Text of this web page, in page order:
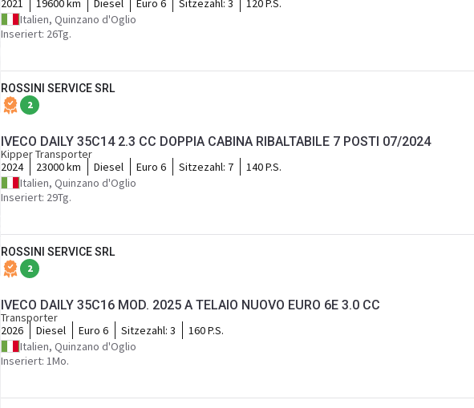
2021
19600 km Diesel Euro 6 Sitzezahl: 3
120 P.S.
Italien, Quinzano d'Oglio
Inseriert: 26Tg.
ROSSINI SERVICE SRL
2
IVECO DAILY 35C14 2.3 CC DOPPIA CABINA RIBALTABILE 7 POSTI 07/2024
Kipper Transporter
2024
23000 km Diesel Euro 6 Sitzezahl: 7
140 P.S.
Italien, Quinzano d'Oglio
Inseriert: 29Tg.
ROSSINI SERVICE SRL
2
IVECO DAILY 35C16 MOD. 2025 A TELAIO NUOVO EURO 6E 3.0 CC
Transporter
2026
Diesel Euro 6 Sitzezahl: 3
160 P.S.
Italien, Quinzano d'Oglio
Inseriert: 1Mo.